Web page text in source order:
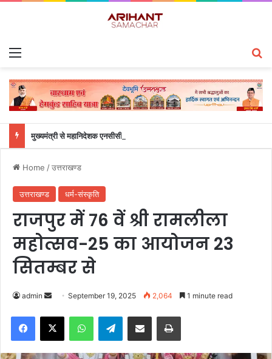
मुख्यमंत्री से महानिदेशक एनसीसी ने की शिष्टाचार भेंट
Home /उत्तराखण्ड
उत्तराखण्ड धर्म-संस्कृति
राजपुर में 76 वें श्री रामलीला
महोत्सव-25 का आयोजन 23
सितम्बर से
admin
n
d
a
September 19, 2025 2,064 1 minute read
Telegram